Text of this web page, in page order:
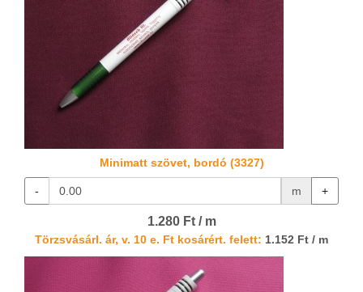
Minimatt szövet, bordó (3327)
- m +
1.280 Ft / m
Törzsvásárl. ár, v. 10 e. Ft kosárért. felett: 1.152 Ft / m